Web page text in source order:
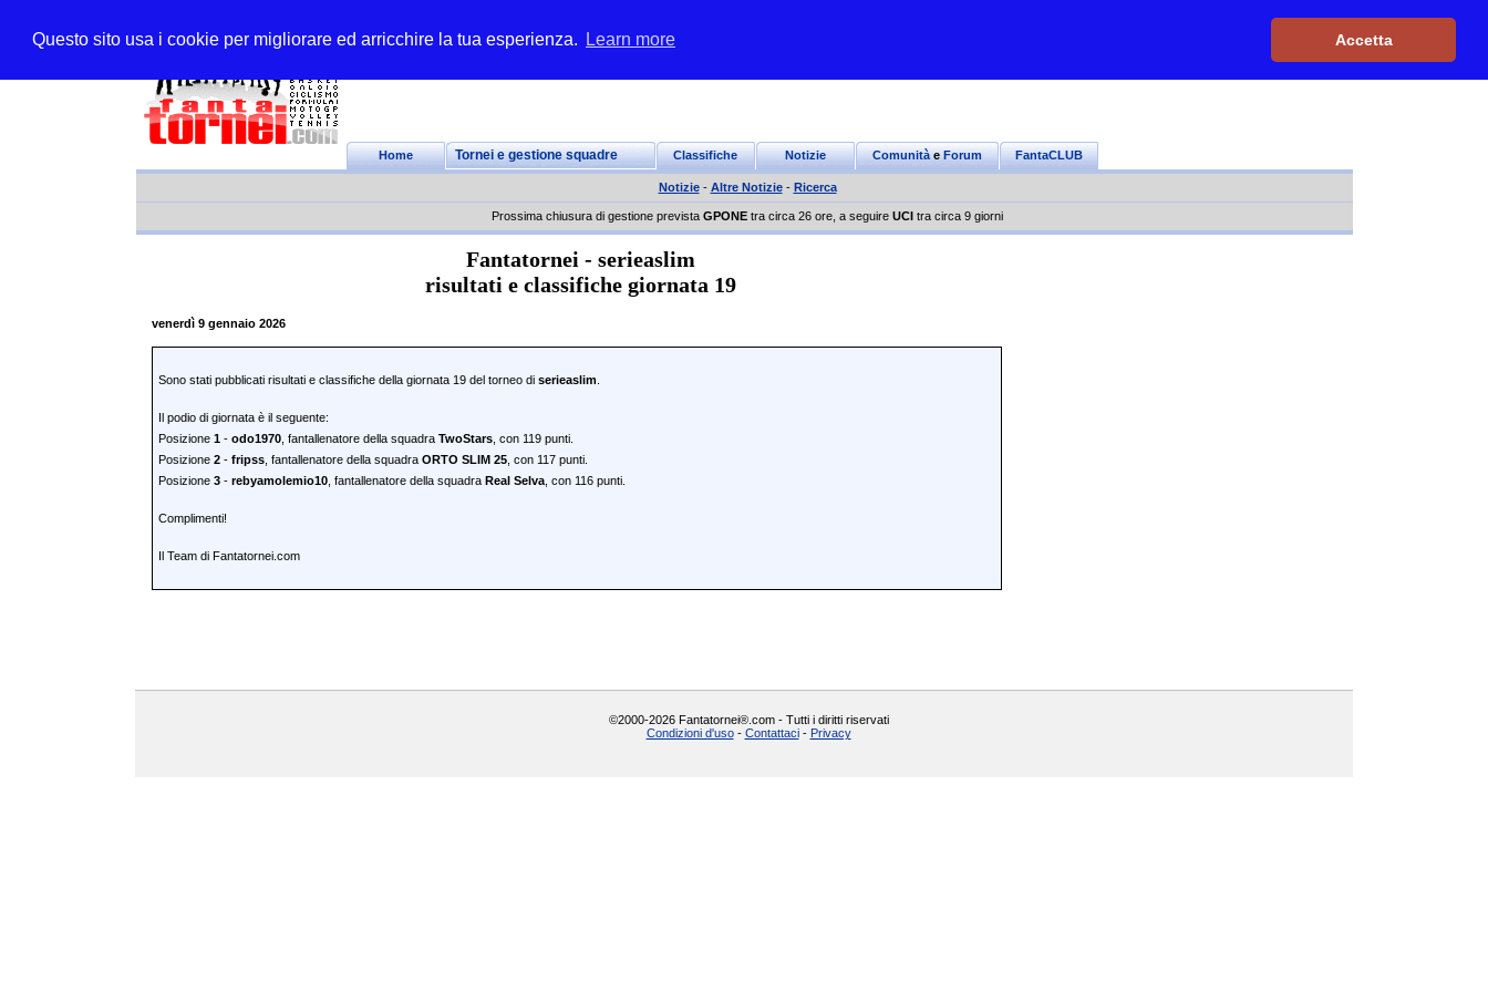
Questo sito usa i cookie per migliorare ed arricchire la tua esperienza. Learn more Accetta
Contattaci|Login|
Home Tornei e gestione squadre Classifiche Notizie Comunitàe Forum FantaCLUB
Notizie- Altre Notizie- Ricerca
Prossima chiusura di gestione prevista GPONE tra circa 26 ore, a seguire UCI tra circa 9 giorni
Fantatornei - serieaslim
risultati e classifiche giornata 19
venerdì 9 gennaio 2026
Sono stati pubblicati risultati e classifiche della giornata 19 del torneo di serieaslim
Il podio di giornata è il seguente:
Posizione 1 - odo1970 , fantallenatore della squadra TwoStars , con 119 punti.
Posizione 2 - fripss , fantallenatore della squadra ORTO SLIM 25 , con 117 punti.
Posizione 3 - rebyamolemio10 , fantallenatore della squadra Real Selva , con 116 punti.
Complimenti!
Il Team di Fantatornei.com
©2000-2026 Fantatornei®.com - Tutti i diritti riservati
Condizioni d'uso- Contattaci- Privacy